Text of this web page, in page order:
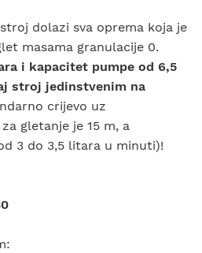
dolazi sva oprema koja je
masama granulacije 0.
i kapacitet pumpe od 6,5
stroj jedinstvenim na
crijevo uz
gletanje je 15 m, a
3 do 3,5 litara u minuti)!